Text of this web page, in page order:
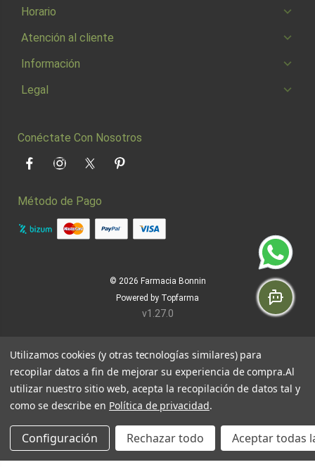
Horario
Atención al cliente
Información
Legal
Conéctate Con Nosotros
FacebookInstagramTwitter Pinterest
Método de Pago
© 2026 Farmacia Bonnin
Powered by Topfarma
v1.27.0
Utilizamos cookies (y otras tecnologías similares) para
recopilar datos a fin de mejorar su experiencia de compra.Al
utilizar nuestro sitio web, acepta la recopilación de datos tal y
como se describe en Política de privacidad.
Configuración Rechazar todo Aceptar todas